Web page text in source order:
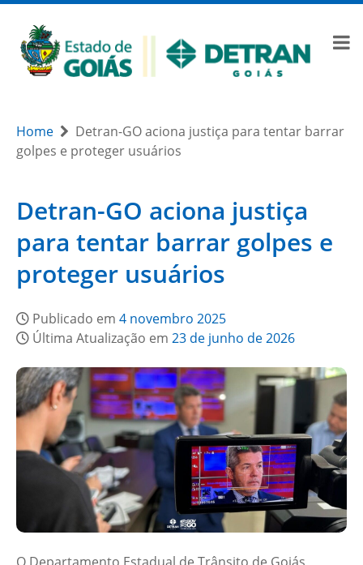
Home
Detran-GO aciona justiça para tentar barrar
golpes e proteger usuários
Detran-GO aciona justiça
para tentar barrar golpes e
proteger usuários
Publicado em 4 novembro 2025
Última Atualização em 23 de junho de 2026